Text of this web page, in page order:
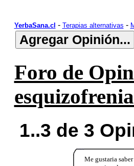
YerbaSana.cl - Terapias alternativas -
Foro de
1..3 de 3
Me gustaria